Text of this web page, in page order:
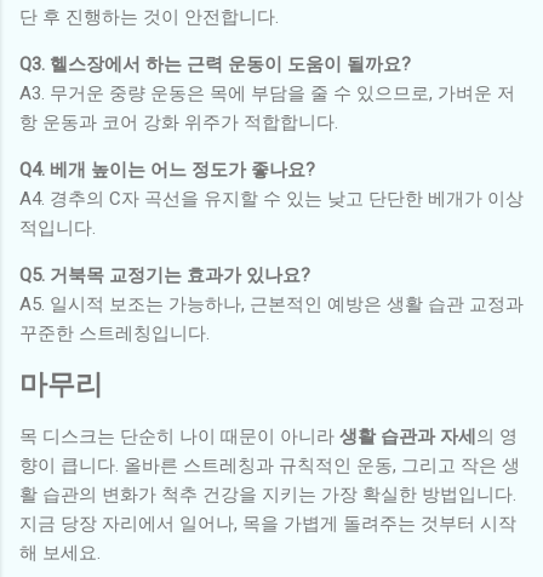
단 후 진행하는 것이 안전합니다.
Q3. 헬스장에서 하는 근력 운동이 도움이 될까요?
A3. 무거운 중량 운동은 목에 부담을 줄 수 있으므로, 가벼운 저
항 운동과 코어 강화 위주가 적합합니다.
Q4. 베개 높이는 어느 정도가 좋나요?
A4. 경추의 C자 곡선을 유지할 수 있는 낮고 단단한 베개가 이상
적입니다.
Q5. 거북목 교정기는 효과가 있나요?
A5. 일시적 보조는 가능하나, 근본적인 예방은 생활 습관 교정과
꾸준한 스트레칭입니다.
마무리
목 디스크는 단순히 나이 때문이 아니라 생활 습관과 자세 의 영
향이 큽니다. 올바른 스트레칭과 규칙적인 운동, 그리고 작은 생
활 습관의 변화가 척추 건강을 지키는 가장 확실한 방법입니다.
지금 당장 자리에서 일어나, 목을 가볍게 돌려주는 것부터 시작
해 보세요.